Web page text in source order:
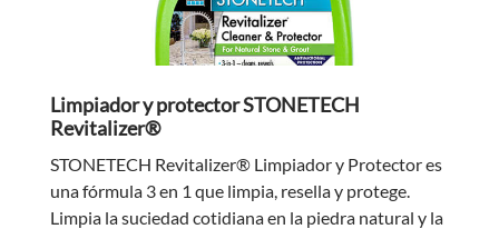
Limpiador y protector STONETECH
Revitalizer®
STONETECH Revitalizer® Limpiador y Protector es
una fórmula 3 en 1 que limpia, resella y protege.
Limpia la suciedad cotidiana en la piedra natural y la